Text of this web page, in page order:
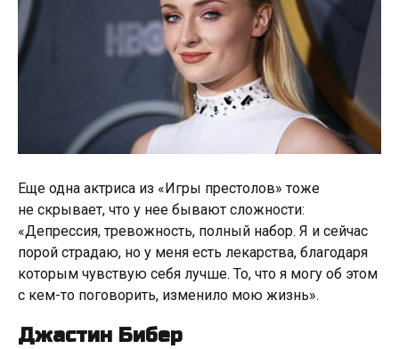
Еще одна актриса из «Игры престолов» тоже
не скрывает, что у нее бывают сложности:
«Депрессия, тревожность, полный набор. Я и сейчас
порой страдаю, но у меня есть лекарства, благодаря
которым чувствую себя лучше. То, что я могу об этом
с кем-то поговорить, изменило мою жизнь».
Джастин Бибер